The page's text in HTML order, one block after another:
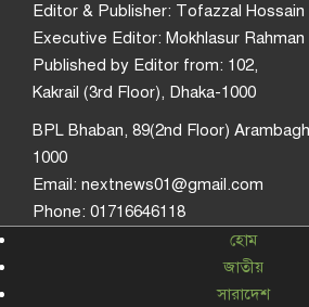
Editor & Publisher: Tofazzal Hossain
Executive Editor: Mokhlasur Rahman
Published by Editor from: 102,
Kakrail (3rd Floor), Dhaka-1000
BPL Bhaban, 89(2nd Floor)
1000
Email: nextnews01@gmail.com
Phone: 01716646118
হোম
জাতীয়
সারাদেশ